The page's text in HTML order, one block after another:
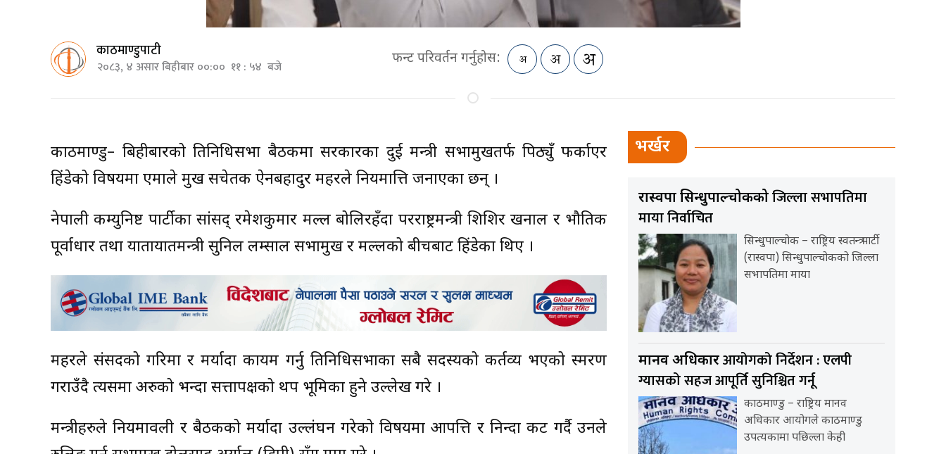
काठमाण्डुपाटी
२०८३, ४ असार बिहीबार ००:०० ११ : ५४ बजे फन्ट परिवर्तन गर्नुहोस:
काठमाण्डु– बिहीबारको प्रतिनिधिसभा बैठकमा सरकारका दुई मन्त्री सभामुखतर्फ पिठ्युँ फर्काएर
हिंडेको विषयमा एमाले प्रमुख सचेतक ऐनबहादुर महरले नियमात्ति जनाएका छन् ।
नेपाली कम्युनिष्ट पार्टीका सांसद् रमेशकुमार मल्ल बोलिरहँदा परराष्ट्रमन्त्री शिशिर खनाल र भौतिक
पूर्वाधार तथा यातायातमन्त्री सुनिल लम्साल सभामुख र मल्लको बीचबाट हिंडेका थिए ।
महरले संसदको गरिमा र मर्यादा कायम गर्नु प्रतिनिधिसभाका सबै सदस्यको कर्तव्य भएको स्मरण
गराउँदै त्यसमा अरुको भन्दा सत्तापक्षको थप भूमिका हुने उल्लेख गरे ।
मन्त्रीहरुले नियमावली र बैठकको मर्यादा उल्लंघन गरेको विषयमा आपत्ति र निन्दा प्रकट गर्दै उनले
भर्खर
रास्वपा सिन्धुपाल्चोककोजिल्ला सभापतिमा
माया निर्वाचित
सिन्धुपाल्चोक – राष्ट्रिय स्वतन्त्र पार्टी
(रास्वपा) सिन्धुपाल्चोकको जिल्ला
सभापतिमा माया
मानव अधिकारआयोगको निर्देशन : एलपी
ग्यासको सहज आपूर्ति सुनिश्चित गर्नू
काठमाण्डु – राष्ट्रिय मानव
अधिकार आयोगले काठमाण्डु
उपत्यकामा पछिल्ला केही